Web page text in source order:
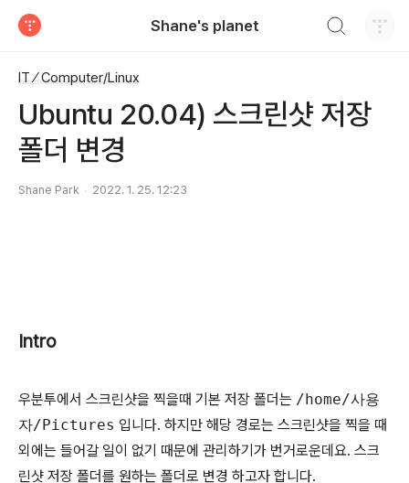
Shane's planet
IT ⁄ Computer/Linux
Ubuntu 20.04) 스크린샷 저장
폴더 변경
Shane Park 2022. 1. 25. 12:23
Intro
우분투에서 스크린샷을 찍을때 기본 저장 폴더는 /home/사용
자/Pictures 입니다. 하지만 해당 경로는 스크린샷을 찍을 때
외에는 들어갈 일이 없기 때문에 관리하기가 번거로운데요. 스크
린샷 저장 폴더를 원하는 폴더로 변경 하고자 합니다.